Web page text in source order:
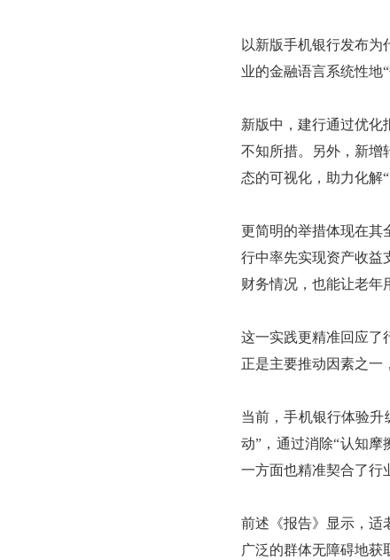
以新版手机银行发布
业的金融语言系统性地
新版中，建行通过优化
不知所措。另外，新增
态的可视化，助力化解
更简明的举措体现在其
行中率先实现资产收益
财务情况，也能让老年
这一实践更精准回应了
正是主要推动因素之一
当前，手机银行体验
动”，通过消除“认知
一方面也精准契合了行
前述《报告》显示，适
广泛的群体无障碍地获